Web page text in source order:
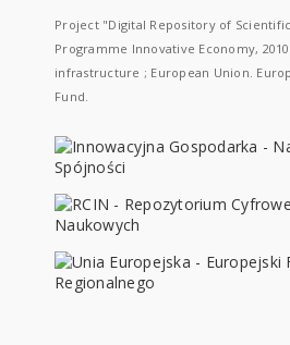
Project "Digital Repository of
Programme Innovative Economy,
infrastructure ; European Union.
Fund.